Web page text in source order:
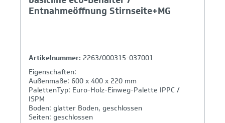
Entnahmeöffnung Stirnseite+MG
Artikelnummer: 2263/000315-037001
Eigenschaften:
Außenmaße: 600 x 400 x 220 mm
PalettenTyp: Euro-Holz-Einweg-Palette IPPC /
ISPM
Boden: glatter Boden, geschlossen
Seiten: geschlossen